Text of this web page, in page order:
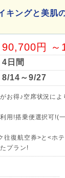
キングと美
90,700円 ～
4日間
8/14～9/27
お得♪空席状況に
用!搭乗便選択可!(
往復航空券>と<ホ
プラン!